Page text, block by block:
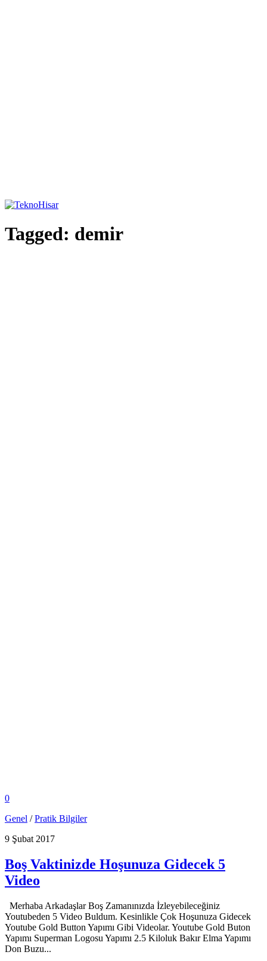
Tagged: demir
0
Genel /Pratik Bilgiler
9 Şubat 2017
Boş Vaktinizde Hoşunuza Gidecek 5
Video
Merhaba Arkadaşlar Boş Zamanınızda İzleyebileceğiniz
Youtubeden 5 Video Buldum. Kesinlikle Çok Hoşunuza Gidecek
Youtube Gold Button Yapımı Gibi Videolar. Youtube Gold Buton
Yapımı Superman Logosu Yapımı 2.5 Kiloluk Bakır Elma Yapımı
Don Buzu...